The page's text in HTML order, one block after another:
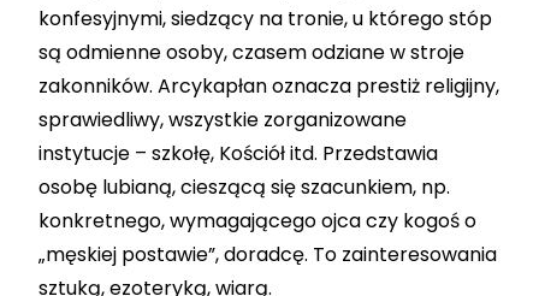
konfesyjnymi, siedzący na tronie, u którego stóp
są odmienne osoby, czasem odziane w stroje
zakonników. Arcykapłan oznacza prestiż religijny,
sprawiedliwy, wszystkie zorganizowane
instytucje – szkołę, Kościół itd. Przedstawia
osobę lubianą, cieszącą się szacunkiem, np.
konkretnego, wymagającego ojca czy kogoś o
„męskiej postawie”, doradcę. To zainteresowania
sztuką, ezoteryką, wiarą.